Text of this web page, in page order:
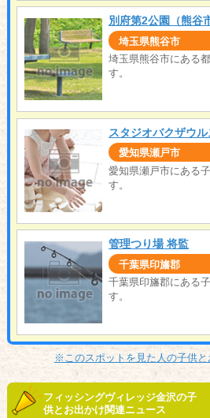
別府第2公園（熊谷
埼玉県熊谷市
埼玉県熊谷市にある
す。
スタジオバクザウル
愛知県瀬戸市
愛知県瀬戸市にある
す。
管理つり場 将監
千葉県印旛郡
千葉県印旛郡にある
す。
※このスポットを見た人の子供
フィッシングヴィレッジ金沢の子
供とお出かけ関連ニュース